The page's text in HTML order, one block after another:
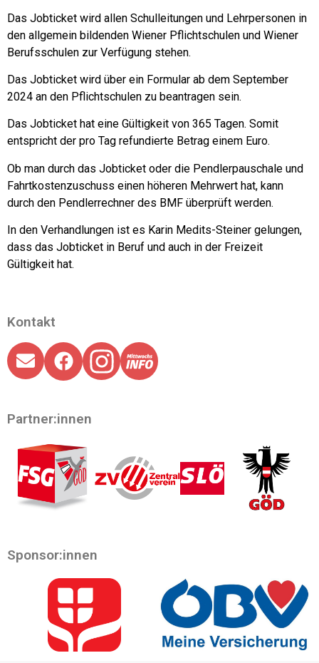
Das Jobticket wird allen Schulleitungen und Lehrpersonen in
den allgemein bildenden Wiener Pflichtschulen und Wiener
Berufsschulen zur Verfügung stehen.
Das Jobticket wird über ein Formular ab dem September
2024 an den Pflichtschulen zu beantragen sein.
Das Jobticket hat eine Gültigkeit von 365 Tagen. Somit
entspricht der pro Tag refundierte Betrag einem Euro.
Ob man durch das Jobticket oder die Pendlerpauschale und
Fahrtkostenzuschuss einen höheren Mehrwert hat, kann
durch den Pendlerrechner des BMF überprüft werden.
In den Verhandlungen ist es Karin Medits-Steiner gelungen,
dass das Jobticket in Beruf und auch in der Freizeit
Gültigkeit hat.
Sponsor:innen
Partner:innen
Kontakt